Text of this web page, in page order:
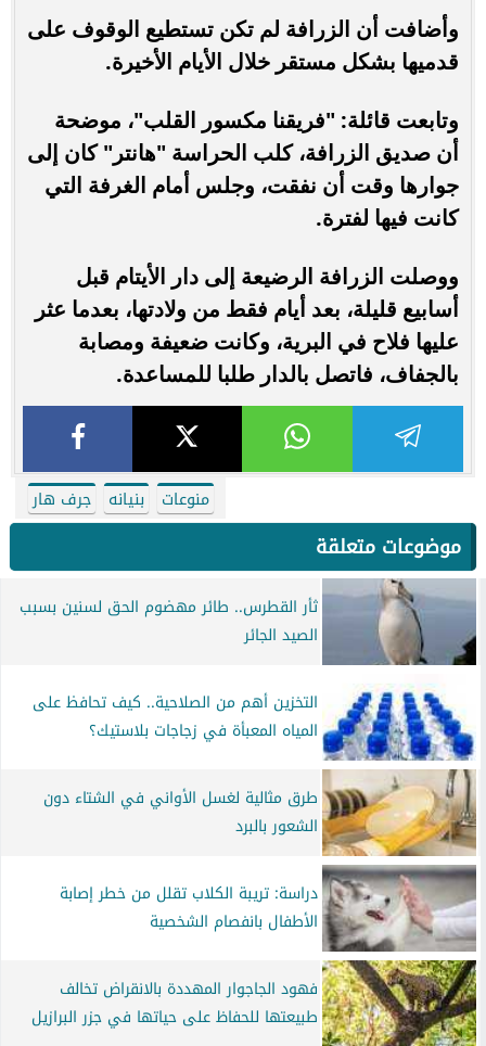
وأضافت أن الزرافة لم تكن تستطيع الوقوف على
قدميها بشكل مستقر خلال الأيام الأخيرة.
وتابعت قائلة: "فريقنا مكسور القلب"، موضحة
أن صديق الزرافة، كلب الحراسة "هانتر" كان إلى
جوارها وقت أن نفقت، وجلس أمام الغرفة التي
كانت فيها لفترة.
ووصلت الزرافة الرضيعة إلى دار الأيتام قبل
أسابيع قليلة، بعد أيام فقط من ولادتها، بعدما عثر
عليها فلاح في البرية، وكانت ضعيفة ومصابة
بالجفاف، فاتصل بالدار طلبا للمساعدة.
منوعات بنيانه جرف هار
موضوعات متعلقة
ثأر القطرس.. طائر مهضوم الحق لسنين بسبب
الصيد الجائر
التخزين أهم من الصلاحية.. كيف تحافظ على
المياه المعبأة في زجاجات بلاستيك؟
طرق مثالية لغسل الأواني في الشتاء دون
الشعور بالبرد
دراسة: تريبة الكلاب تقلل من خطر إصابة
الأطفال بانفصام الشخصية
فهود الجاجوار المهددة بالانقراض تخالف
طبيعتها للحفاظ على حياتها في جزر البرازيل